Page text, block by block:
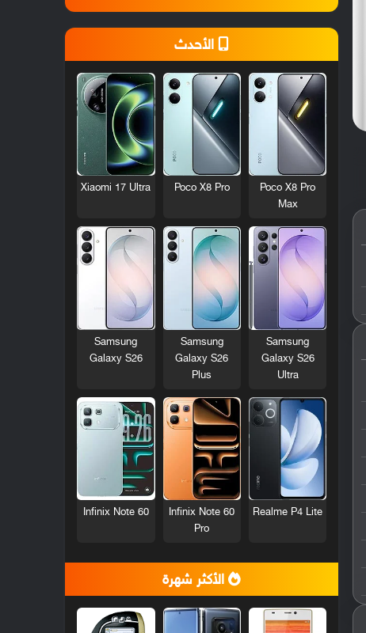
الأحدث
Poco X8 Pro
Max
Poco X8 Pro
Xiaomi 17 Ultra
Samsung
Galaxy S26
Ultra
Samsung
Galaxy S26
Plus
Samsung
Galaxy S26
Realme P4 Lite
Infinix Note 60
Pro
Infinix Note 60
الأكثر شهرة